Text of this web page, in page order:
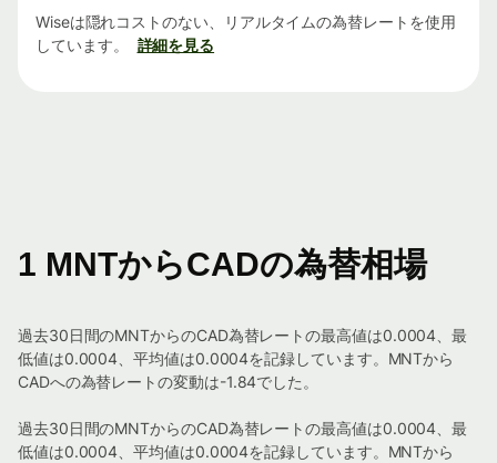
Wiseは隠れコストのない、リアルタイムの為替レートを使用
しています。
詳細を見る
1 MNTからCADの為替相場
過去30日間のMNTからのCAD為替レートの最高値は0.0004、最
低値は0.0004、平均値は0.0004を記録しています。MNTから
CADへの為替レートの変動は-1.84でした。
過去30日間のMNTからのCAD為替レートの最高値は0.0004、最
低値は0.0004、平均値は0.0004を記録しています。MNTから